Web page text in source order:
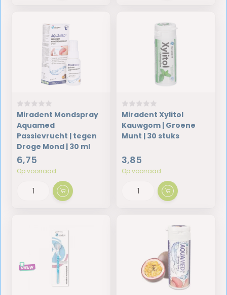
Miradent Mondspray
Aquamed
Passievrucht | tegen
Droge Mond | 30 ml
6,75
Op voorraad
Miradent Xylitol
Kauwgom | Groene
Munt | 30 stuks
3,85
Op voorraad